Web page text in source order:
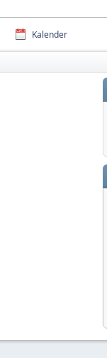
Kalender